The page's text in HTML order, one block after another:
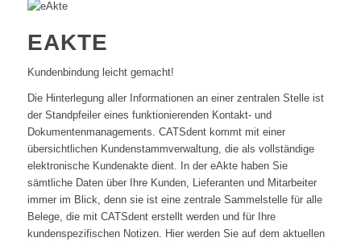
EAKTE
Kundenbindung leicht gemacht!
Die Hinterlegung aller Informationen an einer zentralen Stelle ist
der Standpfeiler eines funktionierenden Kontakt- und
Dokumentenmanagements. CATSdent kommt mit einer
übersichtlichen Kundenstammverwaltung, die als vollständige
elektronische Kundenakte dient. In der eAkte haben Sie
sämtliche Daten über Ihre Kunden, Lieferanten und Mitarbeiter
immer im Blick, denn sie ist eine zentrale Sammelstelle für alle
Belege, die mit CATSdent erstellt werden und für Ihre
kundenspezifischen Notizen. Hier werden Sie auf dem aktuellen